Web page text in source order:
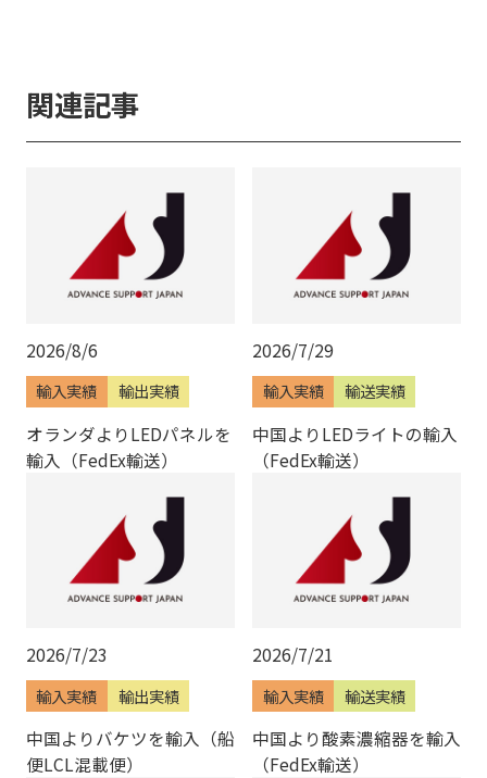
関連記事
2026/8/6
輸入実績 輸出実績
オランダよりLEDパネルを
輸入（FedEx輸送）
2026/7/29
輸入実績 輸送実績
中国よりLEDライトの輸入
（FedEx輸送）
2026/7/23
輸入実績 輸出実績
中国よりバケツを輸入（船
便LCL混載便）
2026/7/21
輸入実績 輸送実績
中国より酸素濃縮器を輸入
（FedEx輸送）